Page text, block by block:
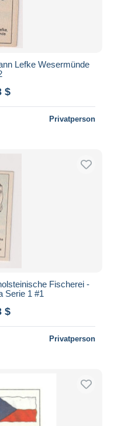
Lefke Wesermünde
$
Privatperson
Fischerei -
Serie 1 #1
$
Privatperson